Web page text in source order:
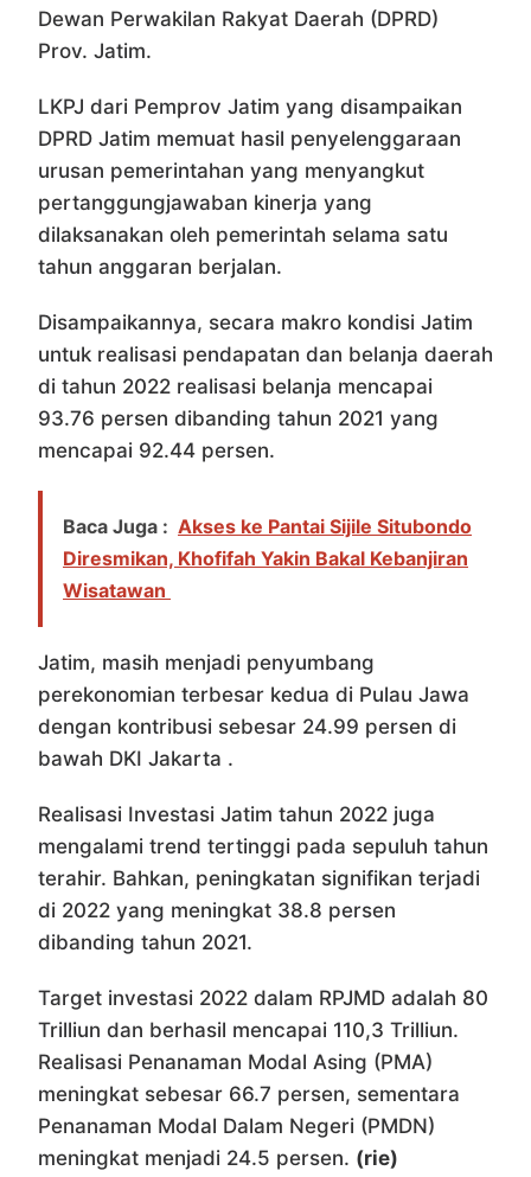
Dewan Perwakilan Rakyat Daerah (DPRD)
Prov. Jatim.
LKPJ dari Pemprov Jatim yang disampaikan
DPRD Jatim memuat hasil penyelenggaraan
urusan pemerintahan yang menyangkut
pertanggungjawaban kinerja yang
dilaksanakan oleh pemerintah selama satu
tahun anggaran berjalan.
Disampaikannya, secara makro kondisi Jatim
untuk realisasi pendapatan dan belanja daerah
di tahun 2022 realisasi belanja mencapai
93.76 persen dibanding tahun 2021 yang
mencapai 92.44 persen.
Baca Juga : Akses ke Pantai Sijile Situbondo
Diresmikan, Khofifah Yakin Bakal Kebanjiran
Wisatawan
Jatim, masih menjadi penyumbang
perekonomian terbesar kedua di Pulau Jawa
dengan kontribusi sebesar 24.99 persen di
bawah DKI Jakarta .
Realisasi Investasi Jatim tahun 2022 juga
mengalami trend tertinggi pada sepuluh tahun
terahir. Bahkan, peningkatan signifikan terjadi
di 2022 yang meningkat 38.8 persen
dibanding tahun 2021.
Target investasi 2022 dalam RPJMD adalah 80
Trilliun dan berhasil mencapai 110,3 Trilliun.
Realisasi Penanaman Modal Asing (PMA)
meningkat sebesar 66.7 persen, sementara
Penanaman Modal Dalam Negeri (PMDN)
meningkat menjadi 24.5 persen. (rie)